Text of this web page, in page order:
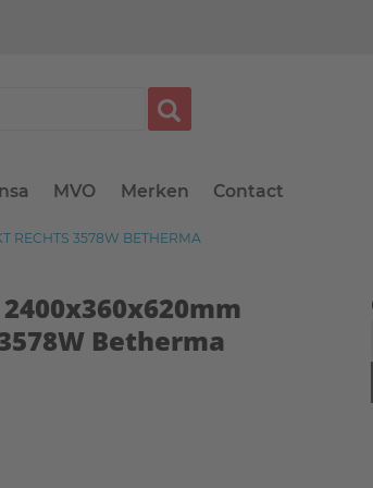
MVO Merken Contact
RECHTS 3578W BETHERMA
Betherma